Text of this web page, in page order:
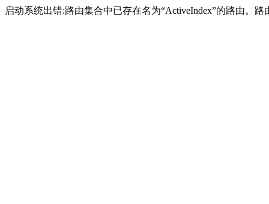
启动系统出错:路由集合中已存在名为“ActiveIndex”的路由。路